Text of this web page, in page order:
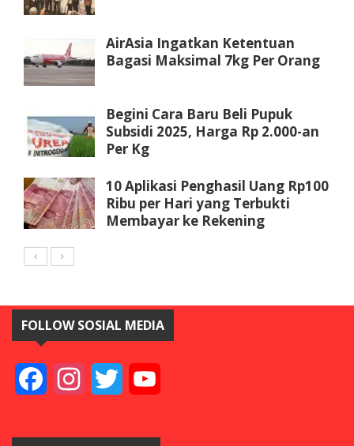
AirAsia Ingatkan Ketentuan
Bagasi Maksimal 7kg Per Orang
Begini Cara Baru Beli Pupuk
Subsidi 2025, Harga Rp 2.000-an
Per Kg
10 Aplikasi Penghasil Uang Rp100
Ribu per Hari yang Terbukti
Membayar ke Rekening
FOLLOW SOSIAL MEDIA
FacebookInstagramTwitter